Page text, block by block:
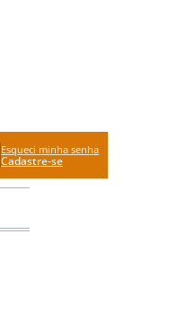
Esqueci minha senha
Cadastre-se